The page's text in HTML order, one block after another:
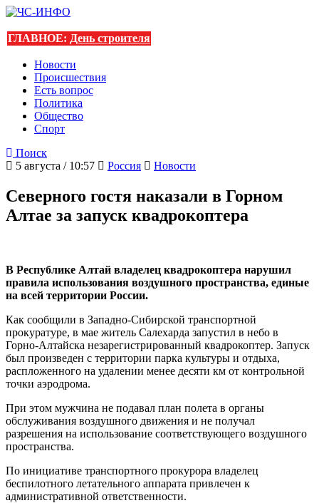
ГЛАВНОЕ: День строителя
Новости
Происшествия
Есть вопрос
Политика
Общество
Спорт
Поиск
5 августа / 10:57
Россия Новости
Северного гостя наказали в Горном
Алтае за запуск квадрокоптера
В Республике Алтай владелец квадрокоптера нарушил
правила использования воздушного пространства, единые
на всей территории России.
Как сообщили в Западно-Сибирской транспортной
прокуратуре, в мае житель Салехарда запустил в небо в
Горно-Алтайска незарегистрированный квадрокоптер. Запуск
был произведен с территории парка культуры и отдыха,
распложенного на удалении менее десяти км от контрольной
точки аэродрома.
При этом мужчина не подавал план полета в органы
обслуживания воздушного движения и не получал
разрешения на использование соответствующего воздушного
пространства.
По инициативе транспортного прокурора владелец
беспилотного летательного аппарата привлечен к
административной ответственности.